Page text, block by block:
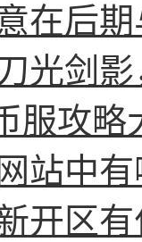
在后
光剑
服攻
站中
开区